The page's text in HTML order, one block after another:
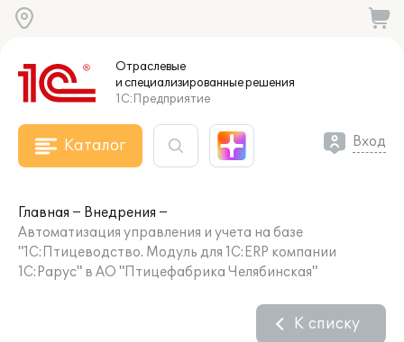
Отраслевые
и специализированныерешения
1С:Предприятие
Каталог Вход
Главная
Внедрения
Автоматизация управления и учета на базе
"1С:Птицеводство. Модуль для 1С:ERP компании
1С:Рарус" в АО "Птицефабрика Челябинская"
К списку